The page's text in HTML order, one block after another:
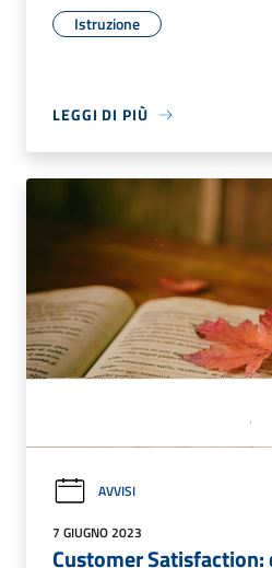
Istruzione
LEGGI DI PIÙ
AVVISI
7 GIUGNO 2023
Customer Satisfaction: